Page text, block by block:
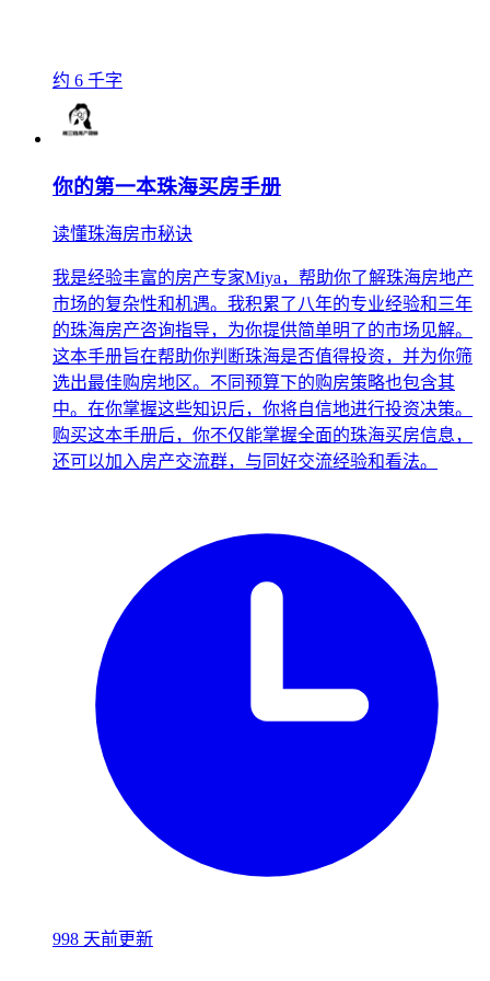
约 6 千字
你的第一本珠海买房手册
读懂珠海房市秘诀
我是经验丰富的房产专家Miya，帮助你了解珠海房地产
市场的复杂性和机遇。我积累了八年的专业经验和三年
的珠海房产咨询指导，为你提供简单明了的市场见解。
这本手册旨在帮助你判断珠海是否值得投资，并为你筛
选出最佳购房地区。不同预算下的购房策略也包含其
中。在你掌握这些知识后，你将自信地进行投资决策。
购买这本手册后，你不仅能掌握全面的珠海买房信息，
还可以加入房产交流群，与同好交流经验和看法。
998 天前更新